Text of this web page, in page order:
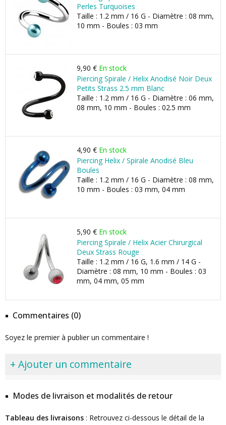
Perles Turquoises
Taille : 1.2 mm / 16 G - Diamètre : 08 mm,
10 mm - Boules : 03 mm
9,90 € En stock
Piercing Spirale / Helix Anodisé Noir Deux
Petits Strass 2.5 mm Blanc
Taille : 1.2 mm / 16 G - Diamètre : 06 mm,
08 mm, 10 mm - Boules : 02.5 mm
4,90 € En stock
Piercing Helix / Spirale Anodisé Bleu
Boules
Taille : 1.2 mm / 16 G - Diamètre : 08 mm,
10 mm - Boules : 03 mm, 04 mm
5,90 € En stock
Piercing Spirale / Helix Acier Chirurgical
Deux Strass Rouge
Taille : 1.2 mm / 16 G, 1.6 mm / 14 G -
Diamètre : 08 mm, 10 mm - Boules : 03
mm, 04 mm, 05 mm
Commentaires (0)
Soyez le premier à publier un commentaire !
+ Ajouter un commentaire
Modes de livraison et modalités de retour
Tableau des livraisons : Retrouvez ci-dessous le détail de la